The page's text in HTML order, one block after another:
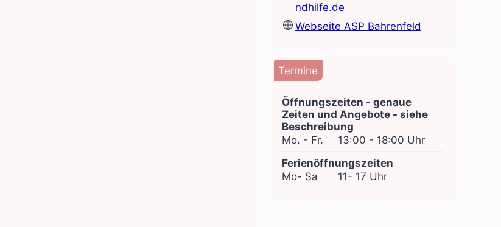
ndhilfe.de
Webseite ASP Bahrenfeld
Termine
Öffnungszeiten - genaue
Zeiten und Angebote - siehe
Beschreibung
Mo. - Fr.
13:00 - 18:00 Uhr
Ferienöffnungszeiten
Mo- Sa
11- 17 Uhr